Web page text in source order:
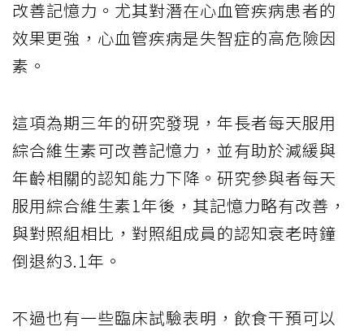
改善記憶力。尤其對潛在心血管疾病患者的
效果更強，心血管疾病是失智症的高危險因
素。
這項為期三年的研究發現，年長者每天服用
綜合維生素可改善記憶力，並有助於減緩與
年齡相關的認知能力下降。研究參與者每天
服用綜合維生素1年後，其記憶力略有改善，
與對照組相比，對照組成員的認知衰老時鐘
倒退約3.1年。
不過也有一些臨床試驗表明，飲食干預可以